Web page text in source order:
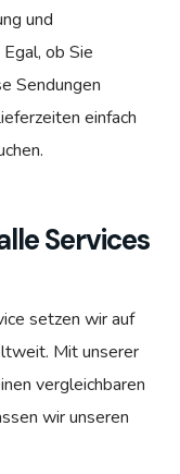
und
ob Sie
Sendungen
einfach
Services
setzen wir auf
Mit unserer
vergleichbaren
wir unseren